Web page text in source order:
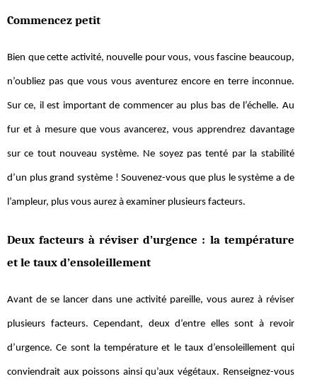
Commencez petit
Bien que cette activité, nouvelle pour vous, vous fascine beaucoup,
n’oubliez pas que vous vous aventurez encore en terre inconnue.
Sur ce, il est important de commencer au plus bas de l’échelle. Au
fur et à mesure que vous avancerez, vous apprendrez davantage
sur ce tout nouveau système. Ne soyez pas tenté par la stabilité
d’un plus grand système ! Souvenez-vous que plus le système a de
l’ampleur, plus vous aurez à examiner plusieurs facteurs.
Deux facteurs à réviser d’urgence : la température
et le taux d’ensoleillement
Avant de se lancer dans une activité pareille, vous aurez à réviser
plusieurs facteurs. Cependant, deux d’entre elles sont à revoir
d’urgence. Ce sont la température et le taux d’ensoleillement qui
conviendrait aux poissons ainsi qu’aux végétaux. Renseignez-vous